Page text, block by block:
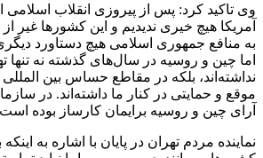
وی تاکید کرد: پس از پیروزی انقلاب
آمریکا هیچ خیری ندیدیم و این کشورها غیر
به منافع جمهوری اسلامی هیچ دستاورد دیگری
اما چین و روسیه در سال‌های گذشته نه تنها
نداشته‌اند، بلکه در مقاطع حساس بین
موقع و حمایتی در کنار ما داشته‌اند. در
آرای چین و روسیه برایمان کارساز بوده
نماینده مردم تهران در پایان با اشاره به اینکه